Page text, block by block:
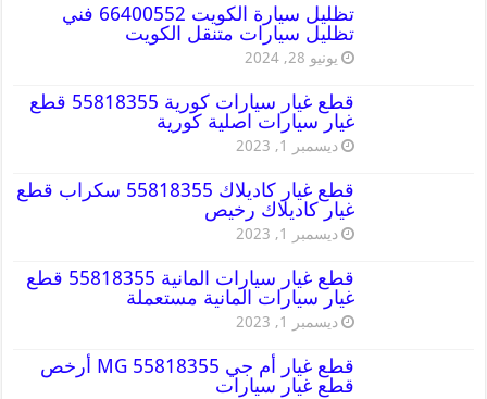
تظليل سيارة الكويت 66400552 فني
تظليل سيارات متنقل الكويت
يونيو 28, 2024
قطع غيار سيارات كورية 55818355 قطع
غيار سيارات اصلية كورية
ديسمبر 1, 2023
قطع غيار كاديلاك 55818355 سكراب قطع
غيار كاديلاك رخيص
ديسمبر 1, 2023
قطع غيار سيارات المانية 55818355 قطع
غيار سيارات المانية مستعملة
ديسمبر 1, 2023
قطع غيار أم جي MG 55818355 أرخص
قطع غيار سيارات